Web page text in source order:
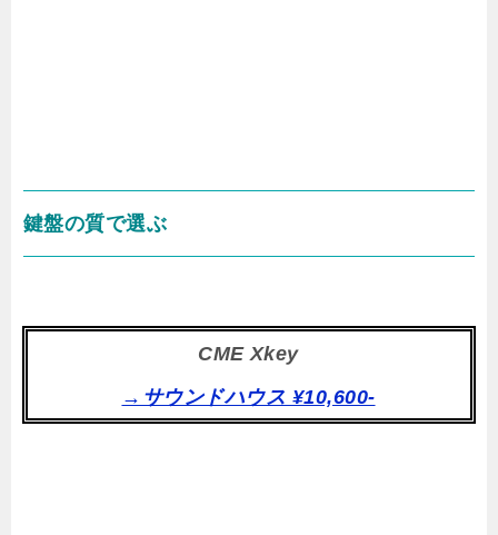
鍵盤の質で選ぶ
CME Xkey
→サウンドハウス ¥10,600-